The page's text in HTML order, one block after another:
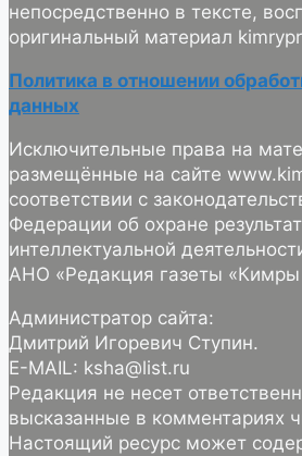
непосредственно в тексте,
оригинальный материал
Политика в отношении
данных
Исключительные права на
размещённые на сайте
соответствии с
Федерации об охране
интеллектуальной
АНО «Редакция газеты «Кимры
Администратор сайта:
Дмитрий Игоревич Ступин.
E-MAIL: ksha@list.ru
Редакция не несет
высказанные в комментариях
Настоящий ресурс может